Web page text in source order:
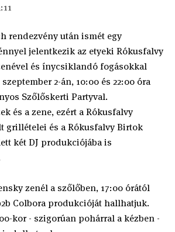
rendezvény után ismét egy
jelentkezik az etyeki Rókusfalvy
és ínycsiklandó fogásokkal
2-án, 10:00 és 22:00 óra
Szőlőskerti Partyval.
és a zene, ezért a Rókusfalvy
grillételei és a Rókusfalvy Birtok
két DJ produkciójába is
zenél a szőlőben, 17:00 órától
Colbora produkcióját hallhatjuk.
kor - szigorúan pohárral a kézben -